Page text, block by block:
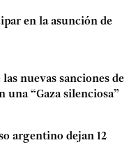
en la asunción de
nuevas sanciones de
una “Gaza silenciosa”
argentino dejan 12